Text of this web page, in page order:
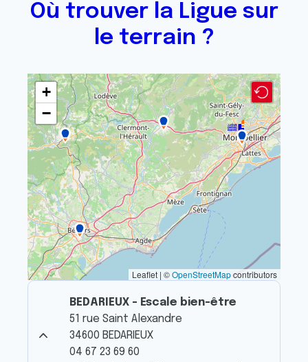
Où trouver la Ligue sur
le terrain ?
+
−
Leaflet | ©OpenStreetMapcontributors
BEDARIEUX - Escale bien-être
51 rue Saint Alexandre
34600 BEDARIEUX
04 67 23 69 60